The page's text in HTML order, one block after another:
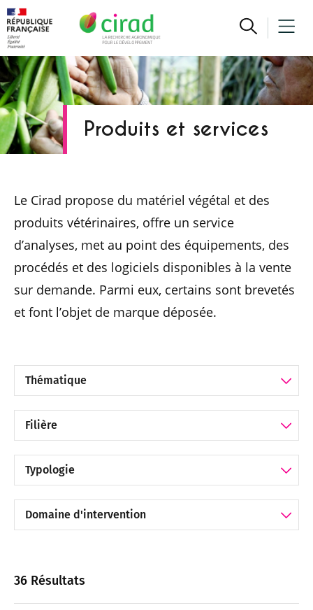
Produits et services
Le Cirad propose du matériel végétal et des
produits vétérinaires, offre un service
d’analyses, met au point des équipements, des
procédés et des logiciels disponibles à la vente
sur demande. Parmi eux, certains sont brevetés
et font l’objet de marque déposée.
Filtrer par Thématique
Filtrer par Filière
Filtrer par Catégorie
Filtrer par Catégorie
36 Résultats